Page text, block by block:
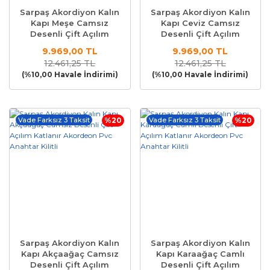
Sarpaş Akordiyon Kalın
Kapı Meşe Camsız
Desenli Çift Açılım
Anahtar Kilitli
9.969,00 TL
12.461,25 TL
(%10,00 Havale İndirimi)
Sarpaş Akordiyon Kalın
Kapı Ceviz Camsız
Desenli Çift Açılım
Anahtar Kilitli
9.969,00 TL
12.461,25 TL
(%10,00 Havale İndirimi)
%20
Vade Farksız 3 Taksit
Sarpaş Akordiyon Kalın
Kapı Akçaağaç Camsız
Desenli Çift Açılım
%20
Vade Farksız 3 Taksit
Sarpaş Akordiyon Kalın
Kapı Karaağaç Camlı
Desenli Çift Açılım